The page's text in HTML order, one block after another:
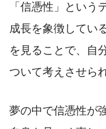
「信憑性」という
成長を象徴してい
を見ることで、自
ついて考えさせら
夢の中で信憑性が